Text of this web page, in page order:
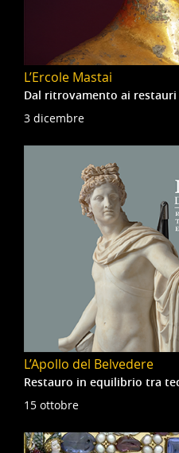
L’Ercole Mastai
Dal ritrovamento ai restauri
3 dicembre
L’Apollo del Belvedere
Restauro in equilibrio tra
15 ottobre